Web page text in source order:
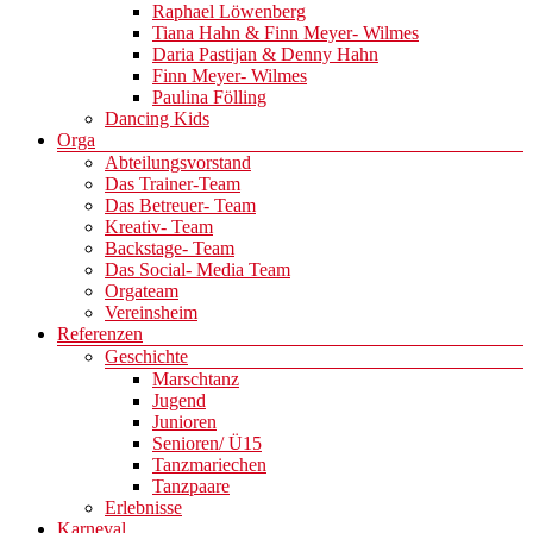
Raphael Löwenberg
Tiana Hahn & Finn Meyer- Wilmes
Daria Pastijan & Denny Hahn
Finn Meyer- Wilmes
Paulina Fölling
Dancing Kids
Orga
Abteilungsvorstand
Das Trainer-Team
Das Betreuer- Team
Kreativ- Team
Backstage- Team
Das Social- Media Team
Orgateam
Vereinsheim
Referenzen
Geschichte
Marschtanz
Jugend
Junioren
Senioren/ Ü15
Tanzmariechen
Tanzpaare
Erlebnisse